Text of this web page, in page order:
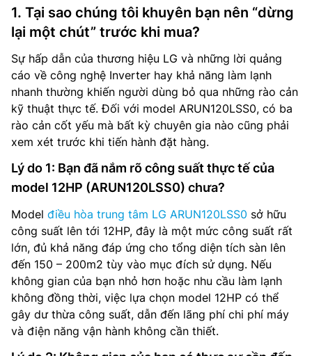
1. Tại sao chúng tôi khuyên bạn nên “dừng
lại một chút” trước khi mua?
Sự hấp dẫn của thương hiệu LG và những lời quảng
cáo về công nghệ Inverter hay khả năng làm lạnh
nhanh thường khiến người dùng bỏ qua những rào cản
kỹ thuật thực tế. Đối với model ARUN120LSS0, có ba
rào cản cốt yếu mà bất kỳ chuyên gia nào cũng phải
xem xét trước khi tiến hành đặt hàng.
Lý do 1: Bạn đã nắm rõ công suất thực tế của
model 12HP (ARUN120LSS0) chưa?
Model điều hòa trung tâm LG ARUN120LSS0 sở hữu
công suất lên tới 12HP, đây là một mức công suất rất
lớn, đủ khả năng đáp ứng cho tổng diện tích sàn lên
đến 150 – 200m2 tùy vào mục đích sử dụng. Nếu
không gian của bạn nhỏ hơn hoặc nhu cầu làm lạnh
không đồng thời, việc lựa chọn model 12HP có thể
gây dư thừa công suất, dẫn đến lãng phí chi phí máy
và điện năng vận hành không cần thiết.